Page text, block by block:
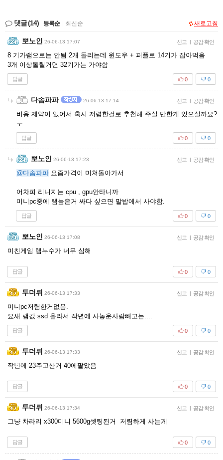
댓글(14) 등록순 최신순 새로고침
뽀노인 26-06-13 17:07 신고 | 공감 확인
8 기가램으로는 안됨 2개 돌리는데 윈도우 + 퍼플로 14기가 잡아먹음
3개 이상돌릴거면 32기가는 가야함
답글 0
0
다솜파파 26-06-13 17:14 신고 | 공감 확인
비용 제약이 있어서 혹시 저렴한걸로 추천해 주실 만한게 있으실까요?
ㅜ
답글 0
0
뽀노인 26-06-13 17:23 신고 | 공감 확인
@다솜파파 요즘가격이 미쳐돌아가서
어차피 리니지는 cpu , gpu안타니까
미니pc중에 램높은거 싸다 싶으면 말밥에서 사야함.
답글 0
0
뽀노인 26-06-13 17:08 신고 | 공감 확인
미친게임 램누수가 너무 심해
답글 0
0
투더뤼 26-06-13 17:33 신고 | 공감 확인
미니pc저렴한거없음.
요새 램값 ssd 올라서 작년에 사놓운사람빼고는....
답글 0
0
투더뤼 26-06-13 17:33 신고 | 공감 확인
작년에 23주고산거 40에팔았음
답글 0
0
투더뤼 26-06-13 17:34 신고 | 공감 확인
그냥 차라리 x300미니 5600g셋팅된거 저렴하게 사는게
답글 0
0